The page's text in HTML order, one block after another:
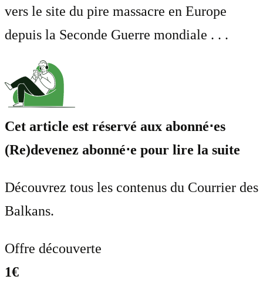
vers le site du pire massacre en Europe
depuis la Seconde Guerre mondiale . . .
Cet article est réservé aux abonné⋅es
(Re)devenez abonné⋅e pour lire la suite
Découvrez tous les contenus du Courrier des
Balkans.
Offre découverte
1€